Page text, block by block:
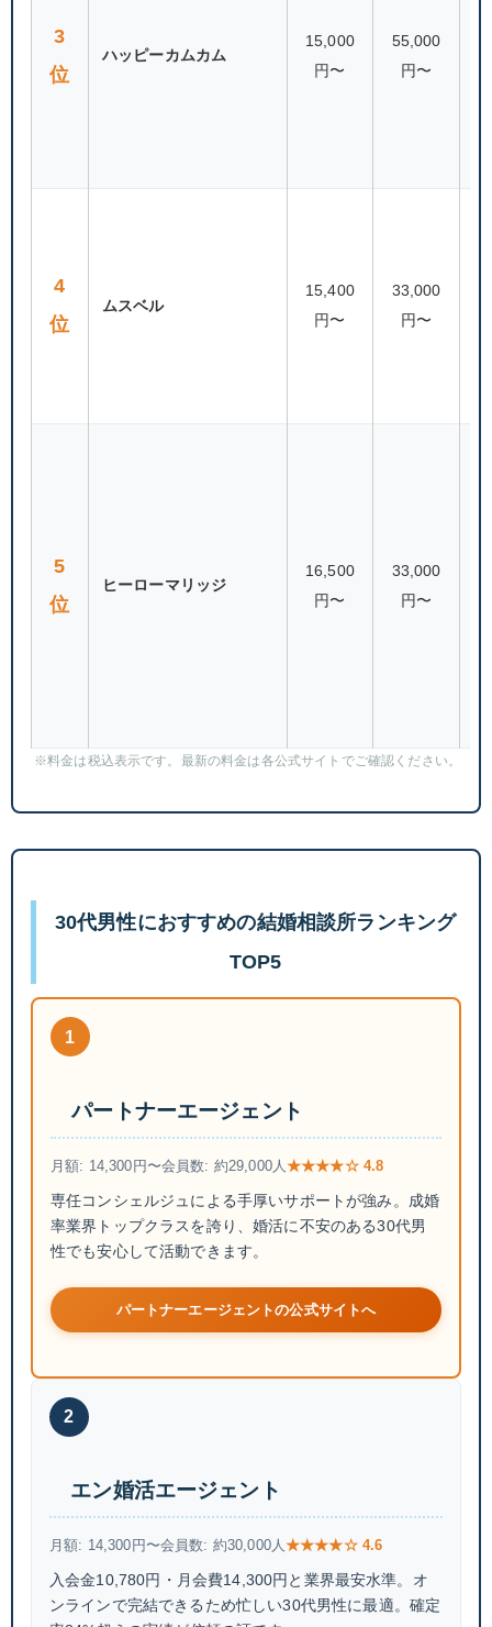
3
位
ハッピーカムカム
15,000
円〜
55,000
円〜
4
位
ムスベル
15,400
円〜
33,000
円〜
5
位
ヒーローマリッジ
16,500
円〜
33,000
円〜
※料金は税込表示です。最新の料金は各公式サイトでご確認ください。
30代男性におすすめの結婚相談所ランキング
TOP5
1
パートナーエージェント
月額: 14,300円〜会員数: 約29,000人★★★★☆ 4.8
専任コンシェルジュによる手厚いサポートが強み。成婚
率業界トップクラスを誇り、婚活に不安のある30代男
性でも安心して活動できます。
パートナーエージェントの公式サイトへ
2
エン婚活エージェント
月額: 14,300円〜会員数: 約30,000人★★★★☆ 4.6
入会金10,780円・月会費14,300円と業界最安水準。オ
ンラインで完結できるため忙しい30代男性に最適。確定